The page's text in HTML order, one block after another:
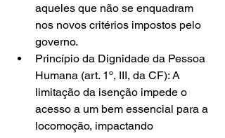
aqueles que não se enquadram
nos novos critérios impostos pelo
governo.
Princípio da Dignidade da Pessoa
Humana (art. 1º, III, da CF): A
limitação da isenção impede o
acesso a um bem essencial para a
locomoção, impactando